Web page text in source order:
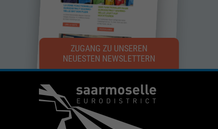
ZUGANG ZU UNSEREN
NEUESTEN NEWSLETTERN